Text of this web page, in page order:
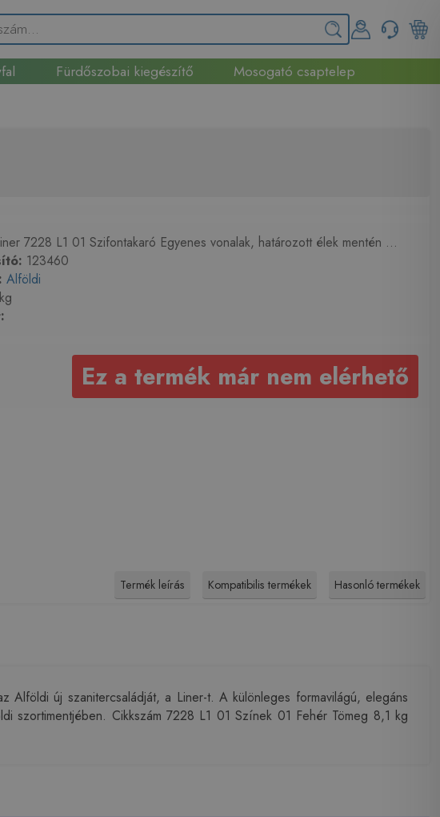
Fürdőszobai kiegészítő
Mosogató csaptelep
7228 L1 01 Szifontakaró Egyenes vonalak, határozott élek mentén ...
123460
Alföldi
Ez a termék már nem elérhető
Termék leírás Kompatibilis termékek Hasonló termékek
új szanitercsaládját, a Liner-t. A különleges formavilágú, elegáns
szortimentjében. Cikkszám 7228 L1 01 Színek 01 Fehér Tömeg 8,1 kg